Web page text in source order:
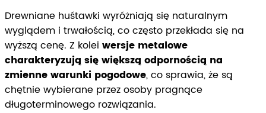
Drewniane huśtawki wyróżniają się naturalnym
wyglądem i trwałością, co często przekłada się na
wyższą cenę. Z kolei wersje metalowe
charakteryzują się większą odpornością na
zmienne warunki pogodowe, co sprawia, że są
chętnie wybierane przez osoby pragnące
długoterminowego rozwiązania.